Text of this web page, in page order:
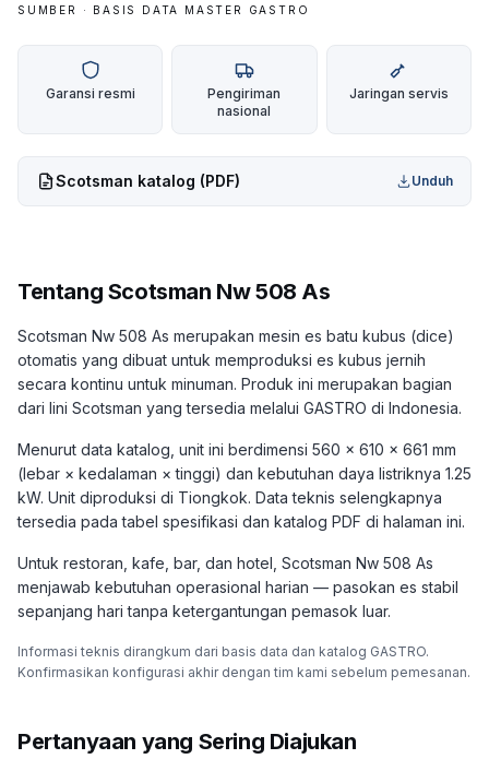
SUMBER · BASIS DATA MASTER GASTRO
Garansi resmi
Pengiriman
nasional
Jaringan servis
Scotsman katalog (PDF) Unduh
Tentang Scotsman Nw 508 As
Scotsman Nw 508 As merupakan mesin es batu kubus (dice)
otomatis yang dibuat untuk memproduksi es kubus jernih
secara kontinu untuk minuman. Produk ini merupakan bagian
dari lini Scotsman yang tersedia melalui GASTRO di Indonesia.
Menurut data katalog, unit ini berdimensi 560 × 610 × 661 mm
(lebar × kedalaman × tinggi) dan kebutuhan daya listriknya 1.25
kW. Unit diproduksi di Tiongkok. Data teknis selengkapnya
tersedia pada tabel spesifikasi dan katalog PDF di halaman ini.
Untuk restoran, kafe, bar, dan hotel, Scotsman Nw 508 As
menjawab kebutuhan operasional harian — pasokan es stabil
sepanjang hari tanpa ketergantungan pemasok luar.
Informasi teknis dirangkum dari basis data dan katalog GASTRO.
Konfirmasikan konfigurasi akhir dengan tim kami sebelum pemesanan.
Pertanyaan yang Sering Diajukan